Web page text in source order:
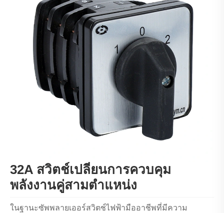
32A สวิตช์เปลี่ยนการควบคุม
พลังงานคู่สามตำแหน่ง
ในฐานะซัพพลายเออร์สวิตช์ไฟฟ้ามืออาชีพที่มีความ